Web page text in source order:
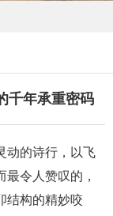
千年承重密码
动的诗行，以飞
令人赞叹的，
结构的精妙咬